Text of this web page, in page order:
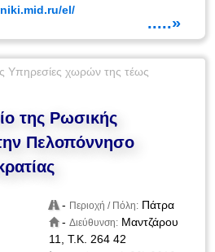
el/
.....»
Υπηρεσίες χωρών της τέως
της Ρωσικής
Πελοπόννησο
- Περιοχή / Πόλη: Πάτρα
-Διεύθυνση: Μαντζάρου
11, Τ.Κ. 264 42